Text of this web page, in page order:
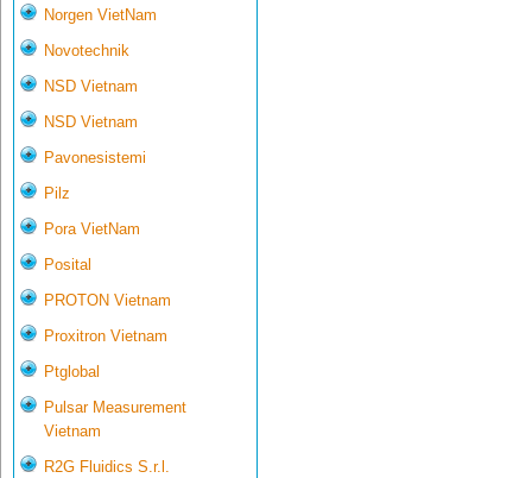
Norgen VietNam
Novotechnik
NSD Vietnam
NSD Vietnam
Pavonesistemi
Pilz
Pora VietNam
Posital
PROTON Vietnam
Proxitron Vietnam
Ptglobal
Pulsar Measurement
Vietnam
R2G Fluidics S.r.l.